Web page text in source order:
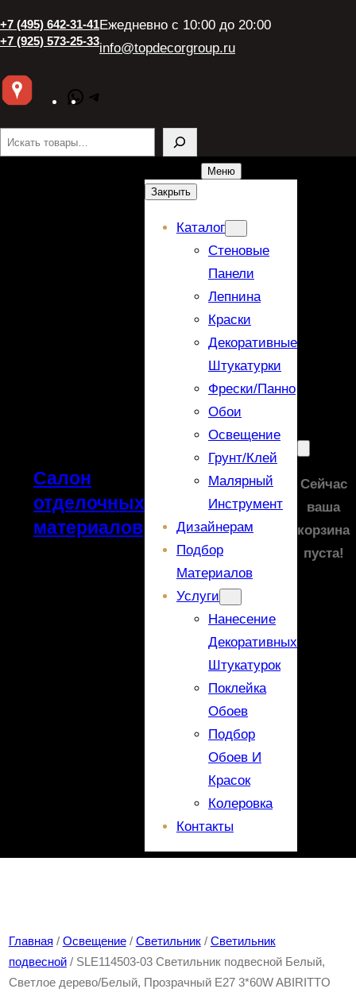
+7 (495) 642-31-41
+7 (925) 573-25-33
Ежедневно с 10:00 до 20:00
info@topdecorgroup.ru
WhatsApp
Поиск
Салон
отделочных
материалов
Меню
Закрыть
Каталог
Стеновые
Панели
Лепнина
Краски
Декоративные
Штукатурки
Фрески/панно
Обои
Освещение
Грунт/Клей
Малярный
Инструмент
Дизайнерам
Подбор
Материалов
Услуги
Нанесение
Декоративных
Штукатурок
Поклейка
Обоев
Подбор
Обоев И
Красок
Колеровка
Контакты
Сейчас
ваша
корзина
пуста!
Главная / Освещение/ Светильник/ Светильник
подвесной/ SLE114503-03 Светильник подвесной Белый,
Светлое дерево/Белый, Прозрачный E27 3*60W ABIRITTO